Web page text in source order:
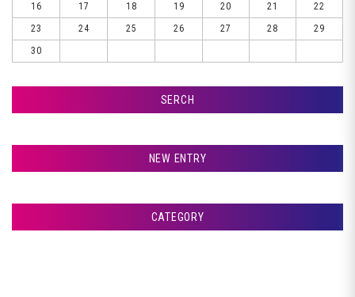
16
17 18 19 20 21
22
23
24 25 26 27 28
29
30
SERCH
NEW ENTRY
室蘭市Ｇ様ランクル、パテ入れです♪
CATEGORY